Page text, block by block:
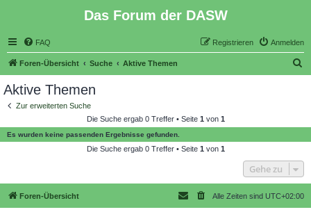
Das Forum der DASW
FAQ Anmelden
Registrieren
Foren-Übersicht Suche Aktive Themen
e
Aktive Themen
Zur erweiterten Suche
Die Suche ergab 0 Treffer • Seite 1 von 1
Es wurden keine passenden Ergebnisse gefunden.
Die Suche ergab 0 Treffer • Seite 1 von 1
Gehe zu
Foren-Übersicht Alle Zeiten sind UTC+02:00